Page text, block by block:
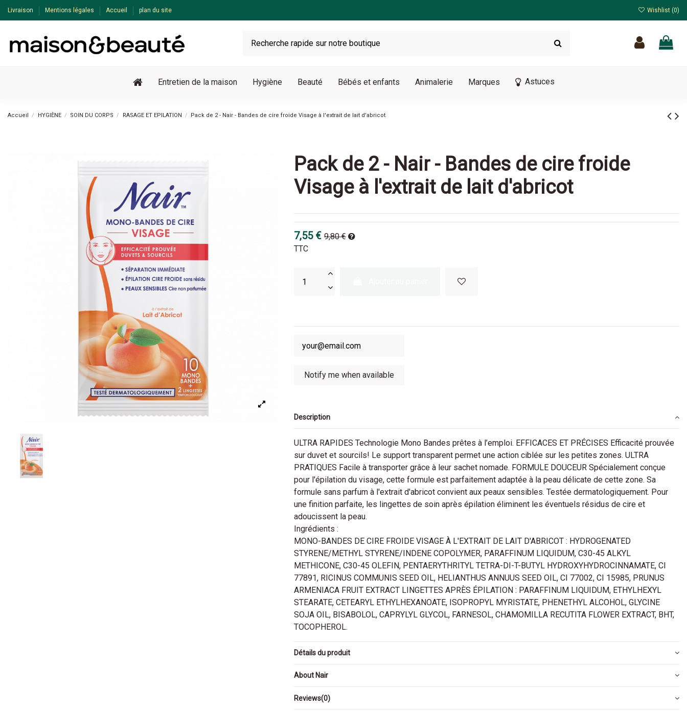
Livraison Mentions légales Accueil plan du site Wishlist (0)
Entretien de la maison Hygiène Beauté Bébés et enfants Animalerie Marques Astuces
Accueil HYGIÈNE SOIN DU CORPS RASAGE ET EPILATION Pack de 2 - Nair - Bandes de cire froide Visage à l'extrait de lait d'abricot
Pack de 2 - Nair - Bandes de cire froide
Visage à l'extrait de lait d'abricot
7,55 € 9,80 €
TTC
Description
ULTRA RAPIDES Technologie Mono Bandes prêtes à l’emploi. EFFICACES ET PRÉCISES Efficacité prouvée
sur duvet et sourcils! Le support transparent permet une action ciblée sur les petites zones. ULTRA
PRATIQUES Facile à transporter grâce à leur sachet nomade. FORMULE DOUCEUR Spécialement conçue
pour l'épilation du visage, cette formule est parfaitement adaptée à la peau délicate de cette zone. Sa
formule sans parfum à l'extrait d'abricot convient aux peaux sensibles. Testée dermatologiquement. Pour
une finition parfaite, les lingettes de soin après épilation éliminent les éventuels résidus de cire et
adoucissent la peau.
Ingrédients :
MONO-BANDES DE CIRE FROIDE VISAGE À L'EXTRAIT DE LAIT D'ABRICOT : HYDROGENATED
STYRENE/METHYL STYRENE/INDENE COPOLYMER, PARAFFINUM LIQUIDUM, C30-45 ALKYL
METHICONE, C30-45 OLEFIN, PENTAERYTHRITYL TETRA-DI-T-BUTYL HYDROXYHYDROCINNAMATE, CI
77891, RICINUS COMMUNIS SEED OIL, HELIANTHUS ANNUUS SEED OIL, CI 77002, CI 15985, PRUNUS
ARMENIACA FRUIT EXTRACT LINGETTES APRÈS ÉPILATION : PARAFFINUM LIQUIDUM, ETHYLHEXYL
STEARATE, CETEARYL ETHYLHEXANOATE, ISOPROPYL MYRISTATE, PHENETHYL ALCOHOL, GLYCINE
SOJA OIL, BISABOLOL, CAPRYLYL GLYCOL, FARNESOL, CHAMOMILLA RECUTITA FLOWER EXTRACT, BHT,
TOCOPHEROL.
Détails du produit
About Nair
Reviews(0)